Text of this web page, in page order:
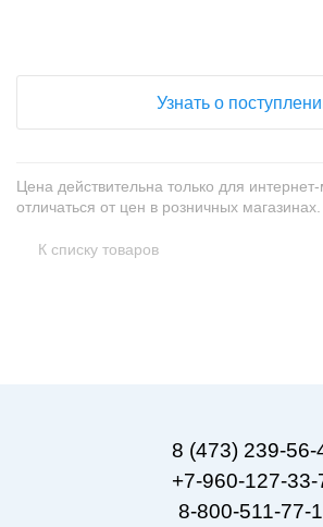
Узнать о
Цена действительна только для
отличаться от цен в розничных магазинах.
К списку товаров
8 (473) 239-56-
+7-960-127-33-
8-800-511-77-